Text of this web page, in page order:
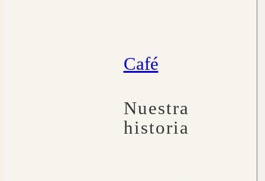
Café
Nuestra
historia